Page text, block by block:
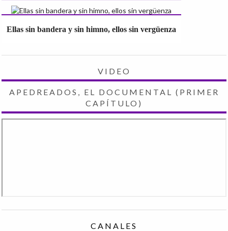
Ellas sin bandera y sin himno, ellos sin vergüenza
VIDEO
APEDREADOS, EL DOCUMENTAL (PRIMER
CAPÍTULO)
CANALES